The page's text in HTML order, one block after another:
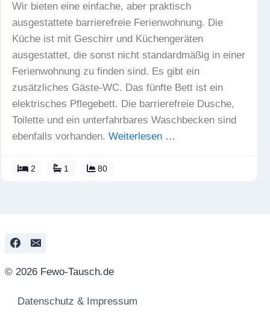
Wir bieten eine einfache, aber praktisch
ausgestattete barrierefreie Ferienwohnung. Die
Küche ist mit Geschirr und Küchengeräten
ausgestattet, die sonst nicht standardmäßig in einer
Ferienwohnung zu finden sind. Es gibt ein
zusätzliches Gäste-WC. Das fünfte Bett ist ein
elektrisches Pflegebett. Die barrierefreie Dusche,
Toilette und ein unterfahrbares Waschbecken sind
ebenfalls vorhanden. Weiterlesen …
2 1 80
© 2026 Fewo-Tausch.de
Datenschutz & Impressum